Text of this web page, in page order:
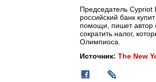
Председатель Cypriot
российский банк
помощи, пишет автор
сократить налог,
Олимпиоса.
Источник: The New